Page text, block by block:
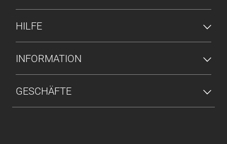
HILFE
INFORMATION
GESCHÄFTE